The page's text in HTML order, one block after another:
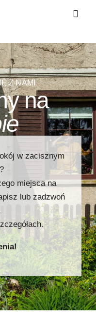
Z NAMI
na
w zacisznym
miejsca na
lub zadzwoń